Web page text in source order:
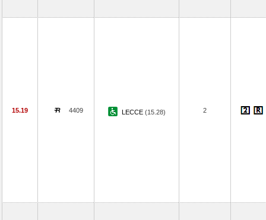
15.19 4409 LECCE (15.28) 2